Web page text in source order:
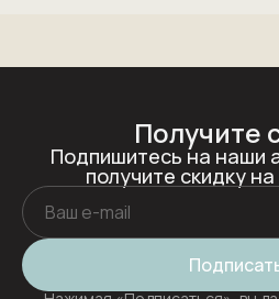
Получите
Подпишитесь на наши
получите скидку